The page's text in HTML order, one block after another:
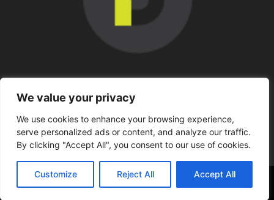
We value your privacy
We use cookies to enhance your browsing experience,
serve personalized ads or content, and analyze our traffic.
By clicking "Accept All", you consent to our use of cookies.
Customize Reject All Accept All
SÍGUENOS